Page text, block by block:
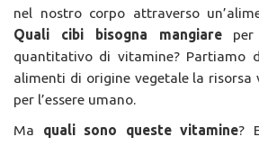
nel nostro corpo attraverso
Quali cibi bisogna mangiareper
quantitativo di vitamine? Partiamo
alimenti di origine vegetale la risorsa
per l’essere umano.
Ma quali sono queste vitamine?